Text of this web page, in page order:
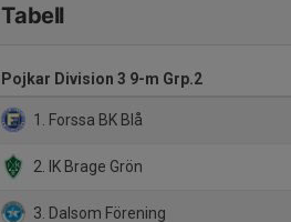
Tabell
Pojkar Division 3 9-m Grp.2
1. Forssa BK Blå
2. IK Brage Grön
3. Dalsom Förening